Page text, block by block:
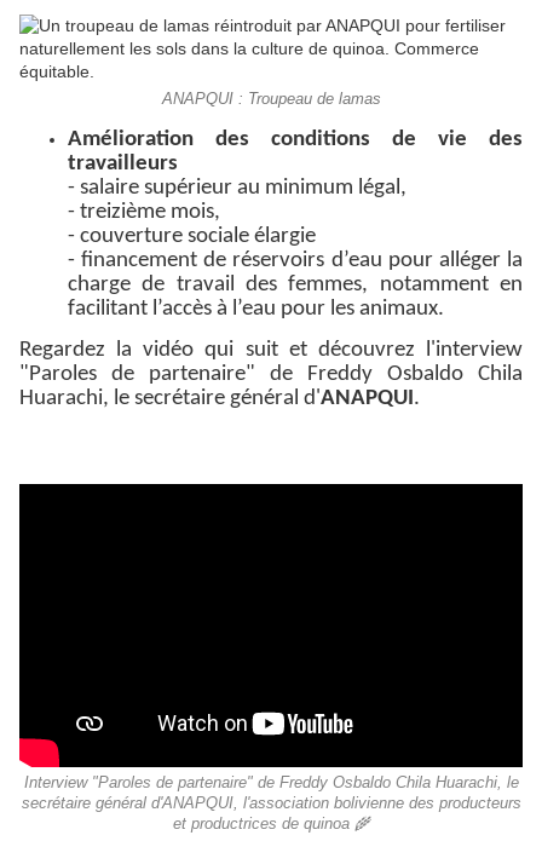
ANAPQUI : Troupeau de lamas
Amélioration des conditions de vie des
travailleurs
- salaire supérieur au minimum légal,
- treizième mois,
- couverture sociale élargie
- financement de réservoirs d’eau pour alléger la
charge de travail des femmes, notamment en
facilitant l’accès à l’eau pour les animaux.
Regardez la vidéo qui suit et découvrez l'interview
"Paroles de partenaire" de Freddy Osbaldo Chila
Huarachi, le secrétaire général d'ANAPQUI.
Interview "Paroles de partenaire" de Freddy Osbaldo Chila Huarachi, le
secrétaire général d'ANAPQUI, l'association bolivienne des producteurs
et productrices de quinoa 🌾